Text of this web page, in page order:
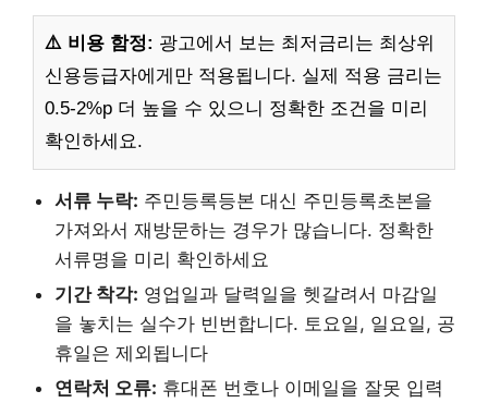
⚠️ 비용 함정: 광고에서 보는 최저금리는 최상위
신용등급자에게만 적용됩니다. 실제 적용 금리는
0.5-2%p 더 높을 수 있으니 정확한 조건을 미리
확인하세요.
서류 누락: 주민등록등본 대신 주민등록초본을
가져와서 재방문하는 경우가 많습니다. 정확한
서류명을 미리 확인하세요
기간 착각: 영업일과 달력일을 헷갈려서 마감일
을 놓치는 실수가 빈번합니다. 토요일, 일요일, 공
휴일은 제외됩니다
연락처 오류: 휴대폰 번호나 이메일을 잘못 입력